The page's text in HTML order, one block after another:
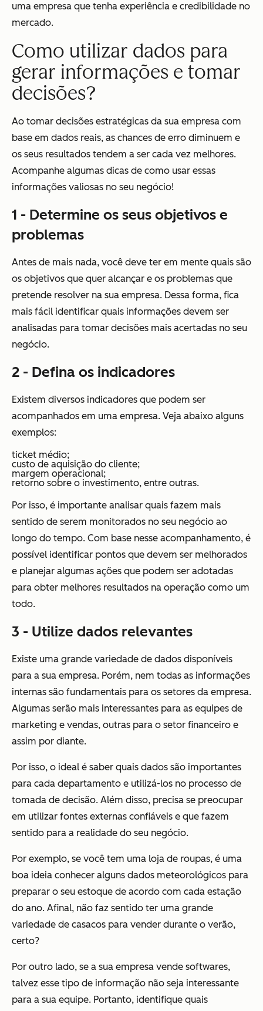
uma empresa que tenha experiência e credibilidade no
mercado.
Como utilizar dados para
gerar informações e tomar
decisões?
Ao tomar decisões estratégicas da sua empresa com
base em dados reais, as chances de erro diminuem e
os seus resultados tendem a ser cada vez melhores.
Acompanhe algumas dicas de como usar essas
informações valiosas no seu negócio!
1 - Determine os seus objetivos e
problemas
Antes de mais nada, você deve ter em mente quais são
os objetivos que quer alcançar e os problemas que
pretende resolver na sua empresa. Dessa forma, fica
mais fácil identificar quais informações devem ser
analisadas para tomar decisões mais acertadas no seu
negócio.
2 - Defina os indicadores
Existem diversos indicadores que podem ser
acompanhados em uma empresa. Veja abaixo alguns
exemplos:
ticket médio;
custo de aquisição do cliente;
margem operacional;
retorno sobre o investimento, entre outras.
Por isso, é importante analisar quais fazem mais
sentido de serem monitorados no seu negócio ao
longo do tempo. Com base nesse acompanhamento, é
possível identificar pontos que devem ser melhorados
e planejar algumas ações que podem ser adotadas
para obter melhores resultados na operação como um
todo.
3 - Utilize dados relevantes
Existe uma grande variedade de dados disponíveis
para a sua empresa. Porém, nem todas as informações
internas são fundamentais para os setores da empresa.
Algumas serão mais interessantes para as equipes de
marketing e vendas, outras para o setor financeiro e
assim por diante.
Por isso, o ideal é saber quais dados são importantes
para cada departamento e utilizá-los no processo de
tomada de decisão. Além disso, precisa se preocupar
em utilizar fontes externas confiáveis e que fazem
sentido para a realidade do seu negócio.
Por exemplo, se você tem uma loja de roupas, é uma
boa ideia conhecer alguns dados meteorológicos para
preparar o seu estoque de acordo com cada estação
do ano. Afinal, não faz sentido ter uma grande
variedade de casacos para vender durante o verão,
certo?
Por outro lado, se a sua empresa vende softwares,
talvez esse tipo de informação não seja interessante
para a sua equipe. Portanto, identifique quais